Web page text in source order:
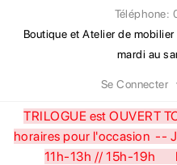
Téléphone:
Boutique et Atelier de
mardi au
Se Connecter
TRILOGUE est OUVERT
horaires pour l'occasion --
11h-13h // 15h-19h